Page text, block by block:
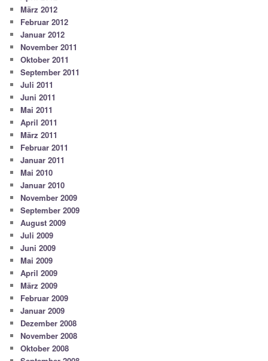
März 2012
Februar 2012
Januar 2012
November 2011
Oktober 2011
September 2011
Juli 2011
Juni 2011
Mai 2011
April 2011
März 2011
Februar 2011
Januar 2011
Mai 2010
Januar 2010
November 2009
September 2009
August 2009
Juli 2009
Juni 2009
Mai 2009
April 2009
März 2009
Februar 2009
Januar 2009
Dezember 2008
November 2008
Oktober 2008